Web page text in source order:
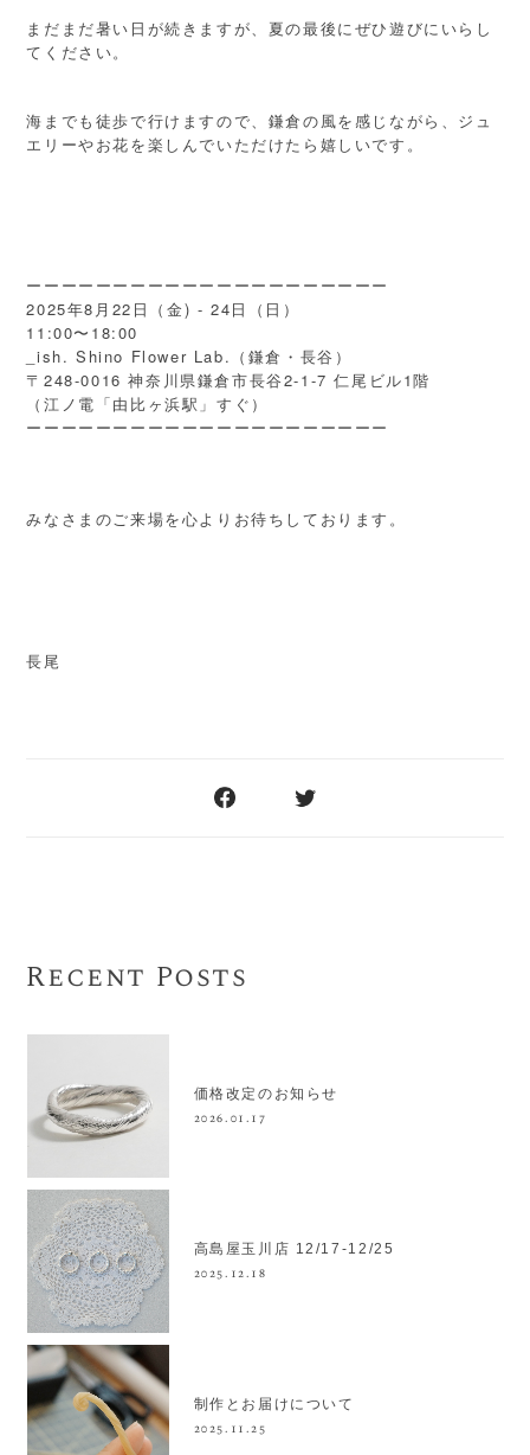
まだまだ暑い日が続きますが、夏の最後にぜひ遊びにいらし
てください。
海までも徒歩で行けますので、鎌倉の風を感じながら、ジュ
エリーやお花を楽しんでいただけたら嬉しいです。
ーーーーーーーーーーーーーーーーーーーーー
2025年8月22日（金) - 24日（日）
11:00〜18:00
_ish. Shino Flower Lab.（鎌倉・長谷）
〒248-0016 神奈川県鎌倉市長谷2-1-7 仁尾ビル1階
（江ノ電「由比ヶ浜駅」すぐ）
ーーーーーーーーーーーーーーーーーーーーー
みなさまのご来場を心よりお待ちしております。
長尾
Recent Posts
価格改定のお知らせ
2026.01.17
高島屋玉川店 12/17-12/25
2025.12.18
制作とお届けについて
2025.11.25